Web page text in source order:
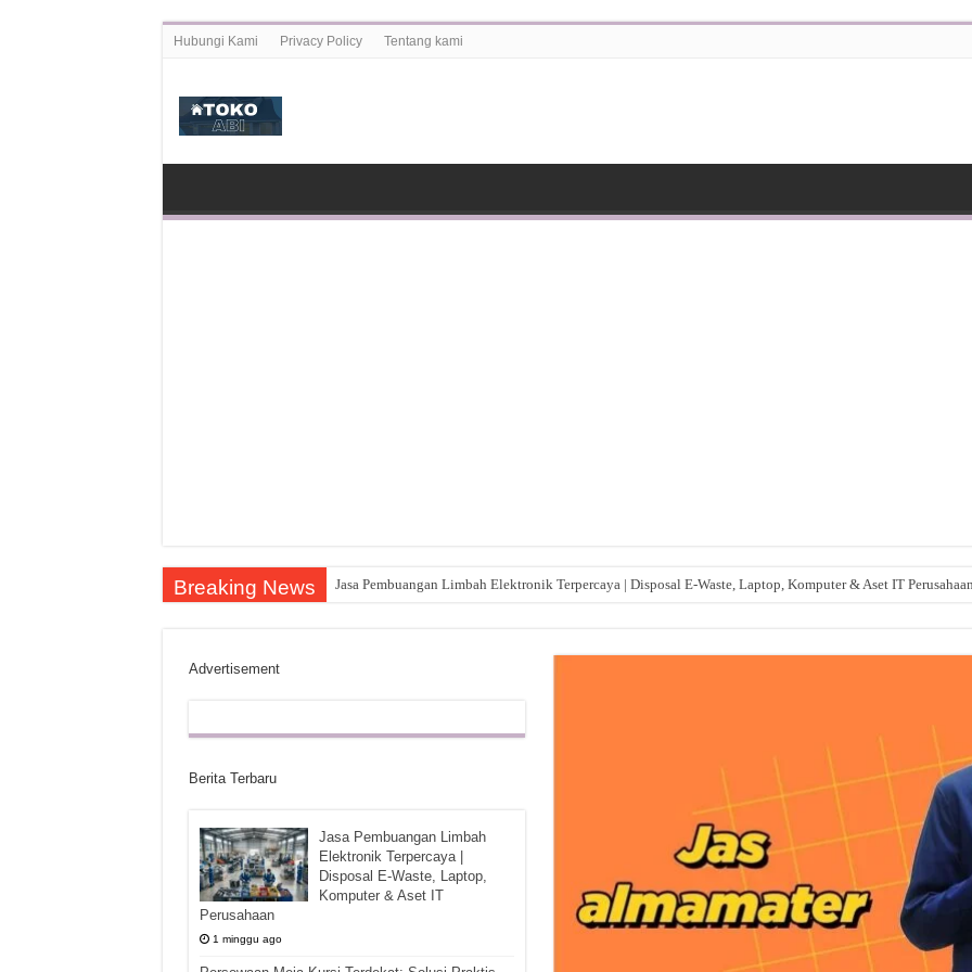
Hubungi Kami Privacy Policy Tentang kami
Breaking News Jasa Pembuangan Limbah Elektronik Terpercaya | Disposal E-Waste, Laptop, Komputer & Aset IT
Advertisement
Berita Terbaru
Jasa Pembuangan Limbah
Elektronik Terpercaya |
Disposal E-Waste, Laptop,
Komputer & Aset IT
Perusahaan
1 minggu ago